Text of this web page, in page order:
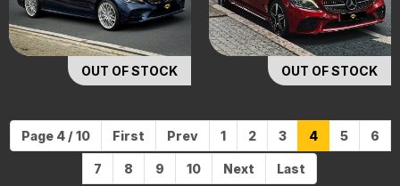
OUT OF STOCK OUT OF STOCK
Page 4 / 10 First Prev 1 2 3 4 5 6
7 8 9 10 Next Last